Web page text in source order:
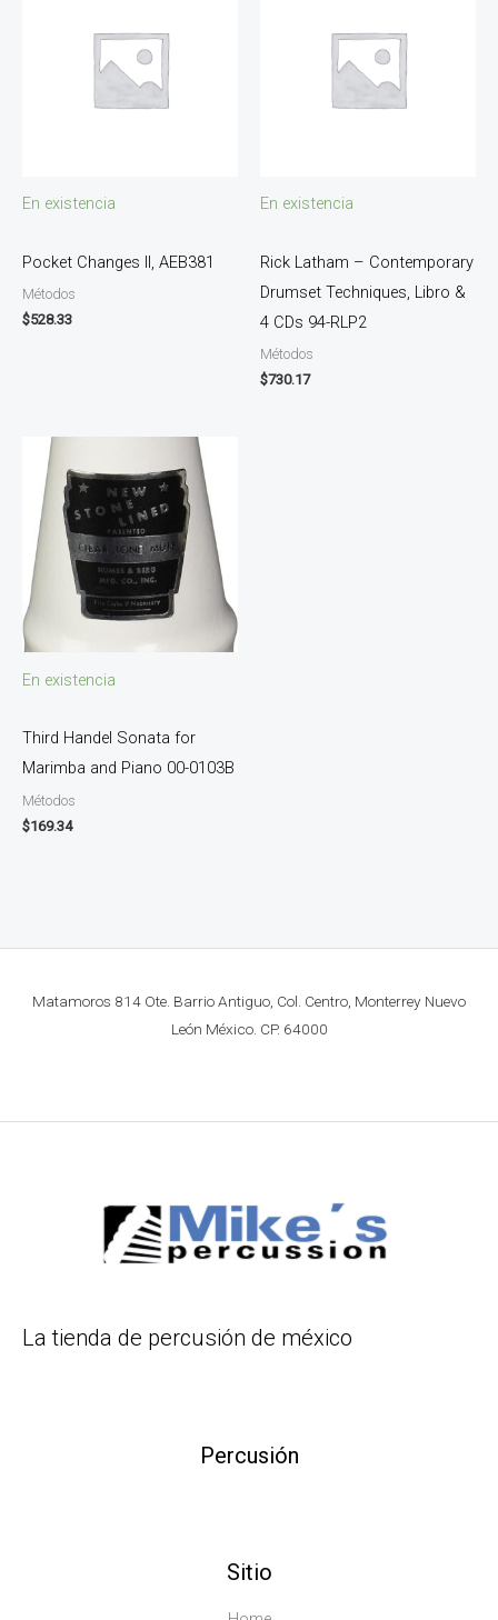
En existencia
Pocket Changes II, AEB381
Métodos
$528.33
En existencia
Rick Latham – Contemporary
Drumset Techniques, Libro &
4 CDs 94-RLP2
Métodos
$730.17
En existencia
Third Handel Sonata for
Marimba and Piano 00-0103B
Métodos
$169.34
Matamoros 814 Ote. Barrio Antiguo, Col. Centro, Monterrey Nuevo
León México. CP. 64000
La tienda de percusión de méxico
Percusión
Sitio